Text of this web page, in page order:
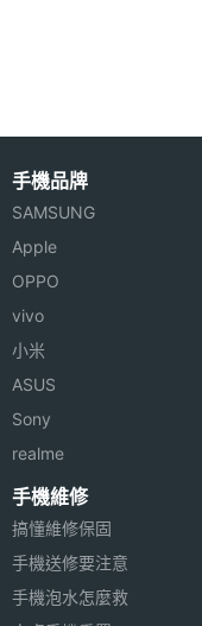
◎ 心率偵測、睡眠
力偵測、女性健康
◎ 50 種以上運動模
◎ 14 天續航表現
◎ 磁吸式充電設計
作爲診斷和治療依
※本文為 SOGI 手機王版
時間顯
示
Yes
感應器
陀螺儀
計步器
感應器
心跳感
測器
睡眠感
測器
手機品牌
SAMSUNG
Apple
OPPO
vivo
小米
ASUS
Sony
realme
手機維修
搞懂維修保固
手機送修要注意
手機泡水怎麼救